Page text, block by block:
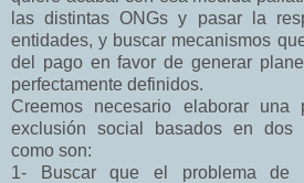
las distintas ONGs y pasar la
entidades, y buscar mecanismos
del pago en favor de generar
perfectamente definidos.
Creemos necesario elaborar
exclusión social basados en dos
como son:
1- Buscar que el problema de